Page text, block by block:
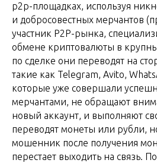
p2p-площадках, используя
и добросовестных мерчантов
участник P2P-рынка,
обмене криптовалюты в
по сделке они переводят на
такие как Telegram, Avito,
которые уже совершали
мерчантами, не обращают
новый аккаунт, и выполняют
переводят монеты или рубли,
мошенник после получения
перестает выходить на связь.